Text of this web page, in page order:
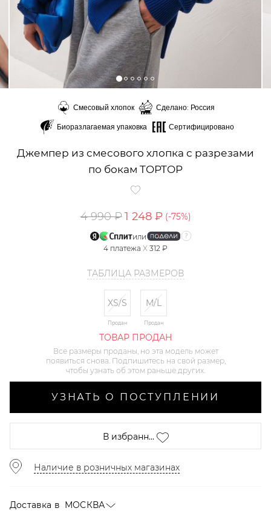
Смесовый хлопок
Сделано: Россия
Биоразлагаемая упаковка
Сертифицировано
Джемпер из смесового хлопка с разрезами
по бокам TOPTOP
4 990 ₽ 1 248 ₽ (-75%)
или
4 платежа X 312 ₽
ТАБЛИЦА РАЗМЕРОВ
XS/S
Продан
M/L
Продан
ТОВАР ПРОДАН
Все размеры проданы, но эта модель может
появиться снова. Подпишитесь на свой размер,
чтобы узнать об этом раньше других.
УЗНАТЬ О ПОСТУПЛЕНИИ
В избранн...
Наличие в розничных магазинах
Доставка в МОСКВА